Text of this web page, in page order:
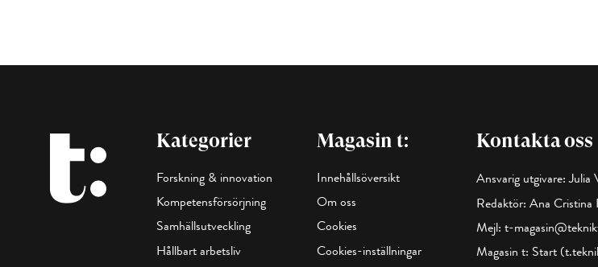
Kategorier
Forskning & innovation
Kompetensförsörjning
Samhällsutveckling
Hållbart arbetsliv
Magasin t:
Innehållsöversikt
Om oss
Cookies
Cookies-inställningar
Kontakta oss
Ansvarig utgivare: Julia
Redaktör: Ana Cristina
Mejl: t-
Magasin t: Start